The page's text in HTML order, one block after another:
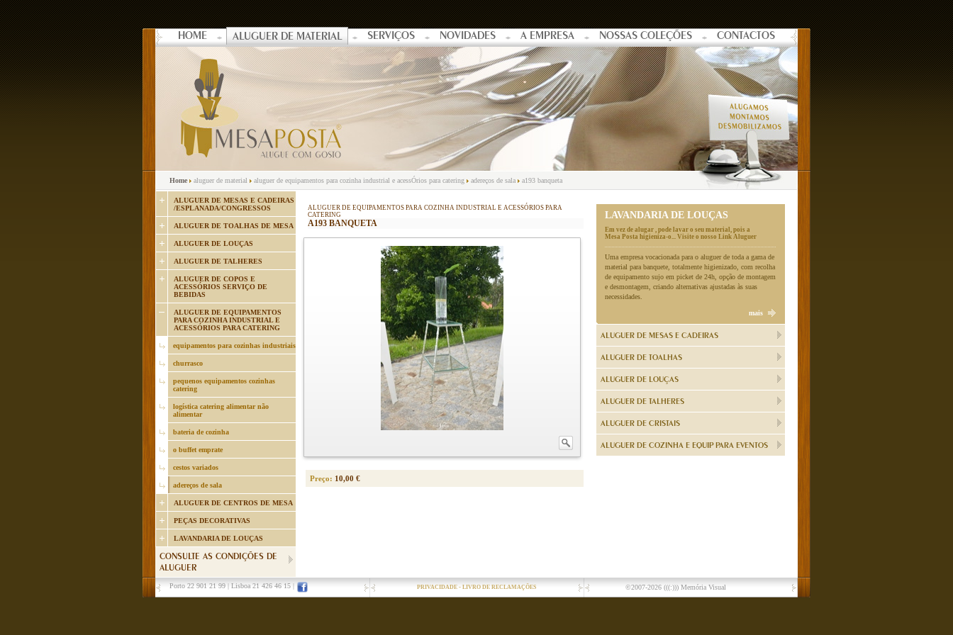
HOME ALUGUER DE MATERIAL SERVIÇOS NOVIDADES A EMPRESA NOSSAS COLEÇÕES CONTACTOS
Home aluguer de material aluguer de equipamentos para cozinha industrial e acessÓrios para catering adereços de sala a193 banqueta
ALUGUER DE MESAS E CADEIRAS
/ESPLANADA/CONGRESSOS
ALUGUER DE TOALHAS DE MESA
ALUGUER DE LOUÇAS
ALUGUER DE TALHERES
ALUGUER DE COPOS E
ACESSÓRIOS SERVIÇO DE
BEBIDAS
ALUGUER DE EQUIPAMENTOS
PARA COZINHA INDUSTRIAL E
ACESSÓRIOS PARA CATERING
equipamentos para cozinhas industriais
churrasco
pequenos equipamentos cozinhas
catering
logística catering alimentar não
alimentar
bateria de cozinha
o buffet emprate
cestos variados
adereços de sala
ALUGUER DE CENTROS DE MESA
PEÇAS DECORATIVAS
LAVANDARIA DE LOUÇAS
CONSULTE AS CONDIÇÕES DE
ALUGUER
ALUGUER DE EQUIPAMENTOS PARA COZINHA INDUSTRIAL E ACESSÓRIOS PARA
CATERING
A193 BANQUETA
Preço: 10,00 €
LAVANDARIA DE LOUÇAS
Em vez de alugar , pode lavar o seu material, pois a
Mesa Posta higieniza-o... Visite o nosso Link Aluguer
Uma empresa vocacionada para o aluguer de toda a gama de
material para banquete, totalmente higienizado, com recolha
de equipamento sujo em picket de 24h, opção de montagem
e desmontagem, criando alternativas ajustadas às suas
necessidades.
mais
ALUGUER DE MESAS E CADEIRAS
ALUGUER DE TOALHAS
ALUGUER DE LOUÇAS
ALUGUER DE TALHERES
ALUGUER DE CRISTAIS
ALUGUER DE COZINHA E EQUIP PARA EVENTOS
Porto 22 901 21 99 Lisboa 21 426 46 15 PRIVACIDADE - LIVRO DE RECLAMAÇÕES ©2007-2026 (((:))) Memória Visual